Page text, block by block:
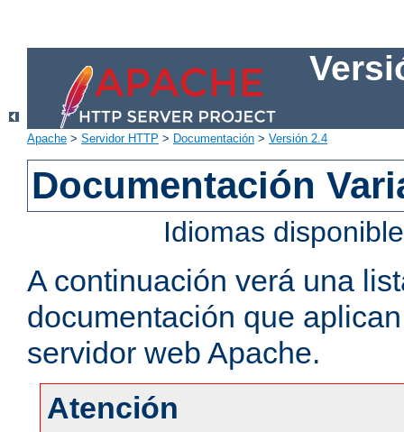
Apache > Servidor HTTP > Documentación > Versión 2.4
Documentación
Idiomas
A continuación verá una
documentación que
servidor web Apache.
Atención